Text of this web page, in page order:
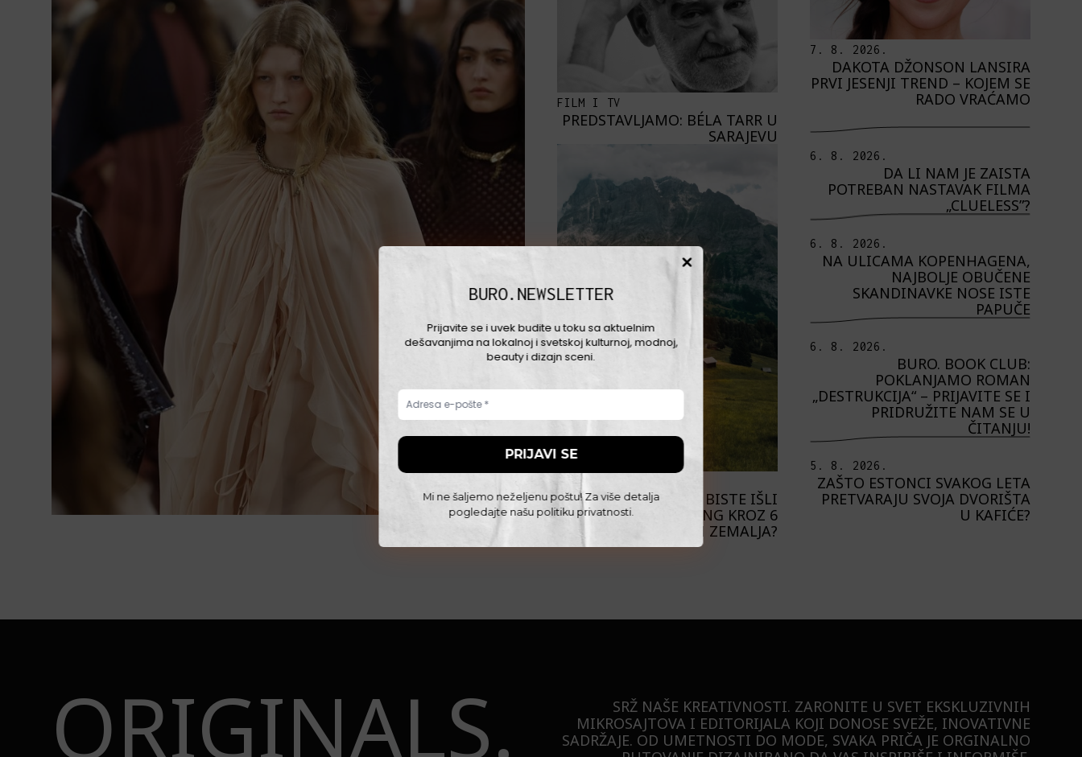
FILM I TV
PREDSTAVLJAMO: BÉLA TARR U
SARAJEVU
PUTOVANJA
WOLF TRAIL: DA LI BISTE IŠLI
NA HAJKING KROZ 6
EVROPSKIH ZEMALJA?
7. 8. 2026.
DAKOTA DŽONSON LANSIRA
PRVI JESENJI TREND – KOJEM SE
RADO VRAĆAMO
6. 8. 2026.
DA LI NAM JE ZAISTA
POTREBAN NASTAVAK FILMA
„CLUELESS”?
6. 8. 2026.
NA ULICAMA KOPENHAGENA,
NAJBOLJE OBUČENE
SKANDINAVKE NOSE ISTE
PAPUČE
6. 8. 2026.
BURO. BOOK CLUB:
POKLANJAMO ROMAN
„DESTRUKCIJA“ – PRIJAVITE SE I
PRIDRUŽITE NAM SE U
ČITANJU!
5. 8. 2026.
ZAŠTO ESTONCI SVAKOG LETA
PRETVARAJU SVOJA DVORIŠTA
U KAFIĆE?
ORIGINALS.
SRŽ NAŠE KREATIVNOSTI. ZARONITE U SVET EKSKLUZIVNIH
MIKROSAJTOVA I EDITORIJALA KOJI DONOSE SVEŽE, INOVATIVNE
SADRŽAJE. OD UMETNOSTI DO MODE, SVAKA PRIČA JE ORGINALNO
BURO.NEWSLETTER
Prijavite se i uvek budite u toku sa aktuelnim
dešavanjima na lokalnoj i svetskoj kulturnoj, modnoj,
beauty i dizajn sceni.
Mi ne šaljemo neželjenu poštu! Za više detalja
pogledajte našu politiku privatnosti.